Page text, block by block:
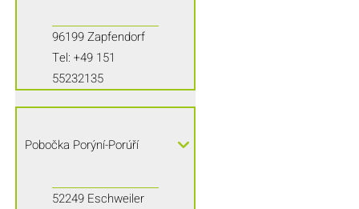
96199 Zapfendorf
Tel:+49 151
55232135
Pobočka Porýní-Porúří
52249 Eschweiler